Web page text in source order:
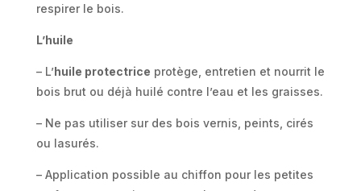
respirer le bois.
L’huile
– L’huile protectrice protège, entretien et nourrit le
bois brut ou déjà huilé contre l’eau et les graisses.
– Ne pas utiliser sur des bois vernis, peints, cirés
ou lasurés.
– Application possible au chiffon pour les petites